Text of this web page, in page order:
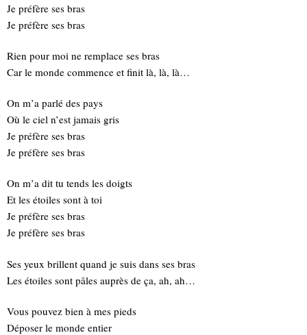
Je préfère ses bras
Je préfère ses bras
Rien pour moi ne remplace ses bras
Car le monde commence et finit là, là, là…
On m’a parlé des pays
Où le ciel n’est jamais gris
Je préfère ses bras
Je préfère ses bras
On m’a dit tu tends les doigts
Et les étoiles sont à toi
Je préfère ses bras
Je préfère ses bras
Ses yeux brillent quand je suis dans ses bras
Les étoiles sont pâles auprès de ça, ah, ah…
Vous pouvez bien à mes pieds
Déposer le monde entier